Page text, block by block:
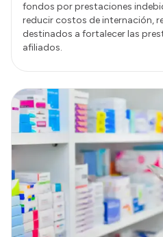
fondos por prestaciones
reducir costos de internación,
destinados a fortalecer las
afiliados.